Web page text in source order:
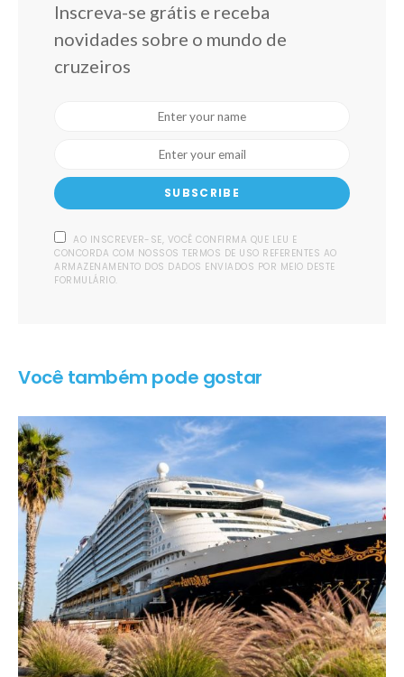
Inscreva-se grátis e receba
novidades sobre o mundo de
cruzeiros
SUBSCRIBE
AO INSCREVER-SE, VOCÊ CONFIRMA QUE LEU E
CONCORDA COM NOSSOS TERMOS DE USO REFERENTES AO
ARMAZENAMENTO DOS DADOS ENVIADOS POR MEIO DESTE
FORMULÁRIO.
Você também pode gostar